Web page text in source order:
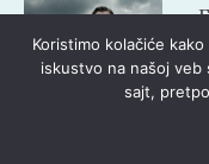
Koristimo kolačiće
iskustvo na našoj
sajt,